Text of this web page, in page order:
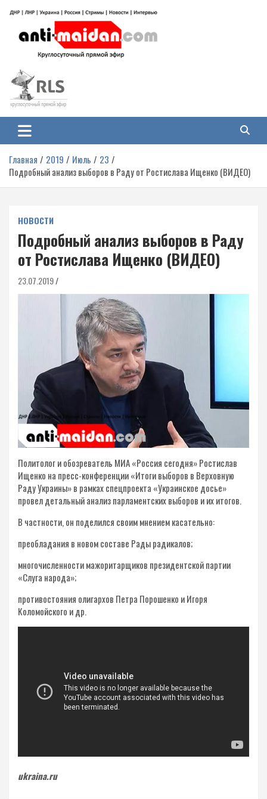
содержимому
Антимайдан: Гражданская война
на Украине
гражданской войне на Украине, включая события в Новороссии, ДНР,
ЛНР и других регионах.
Главная 2019 Июль
23
Подробный анализ выборов в Раду от Ростислава Ищенко (ВИДЕО)
НОВОСТИ
Подробный анализ выборов в Раду
от Ростислава Ищенко (ВИДЕО)
23.07.2019
Политолог и обозреватель МИА «Россия сегодня» Ростислав
Ищенко на пресс-конференции «Итоги выборов в Верховную
Раду Украины» в рамках спецпроекта «Украинское досье»
провел детальный анализ парламентских выборов и их итогов.
В частности, он поделился своим мнением касательно:
преобладания в новом составе Рады радикалов;
многочисленности мажоритарщиков президентской партии
«Слуга народа»;
противостояния олигархов Петра Порошенко и Игоря
Коломойского и др.
ukraina.ru